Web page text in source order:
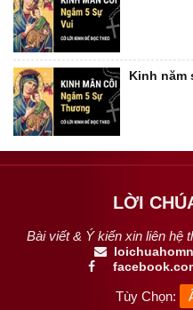
Kinh năm
LỜI
Bài viết & Ý kiến xin liên hệ
Tùy Chọn: